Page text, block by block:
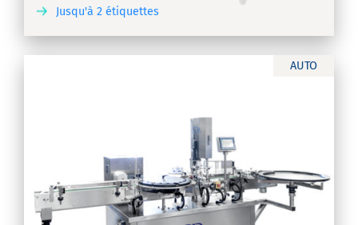
Jusqu'à 2 étiquettes
AUTO